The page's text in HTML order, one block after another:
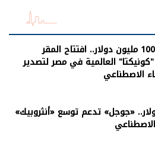
باستثمارات 100 مليون دولار.. افتتاح المقر
"كونيكتا" العالمية في مصر لتصدير
الاصطناعي
دولار.. «جوجل» تدعم توسع «أنثروبيك»